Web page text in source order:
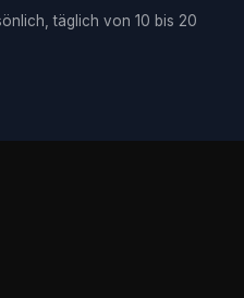
täglich von 10 bis 20